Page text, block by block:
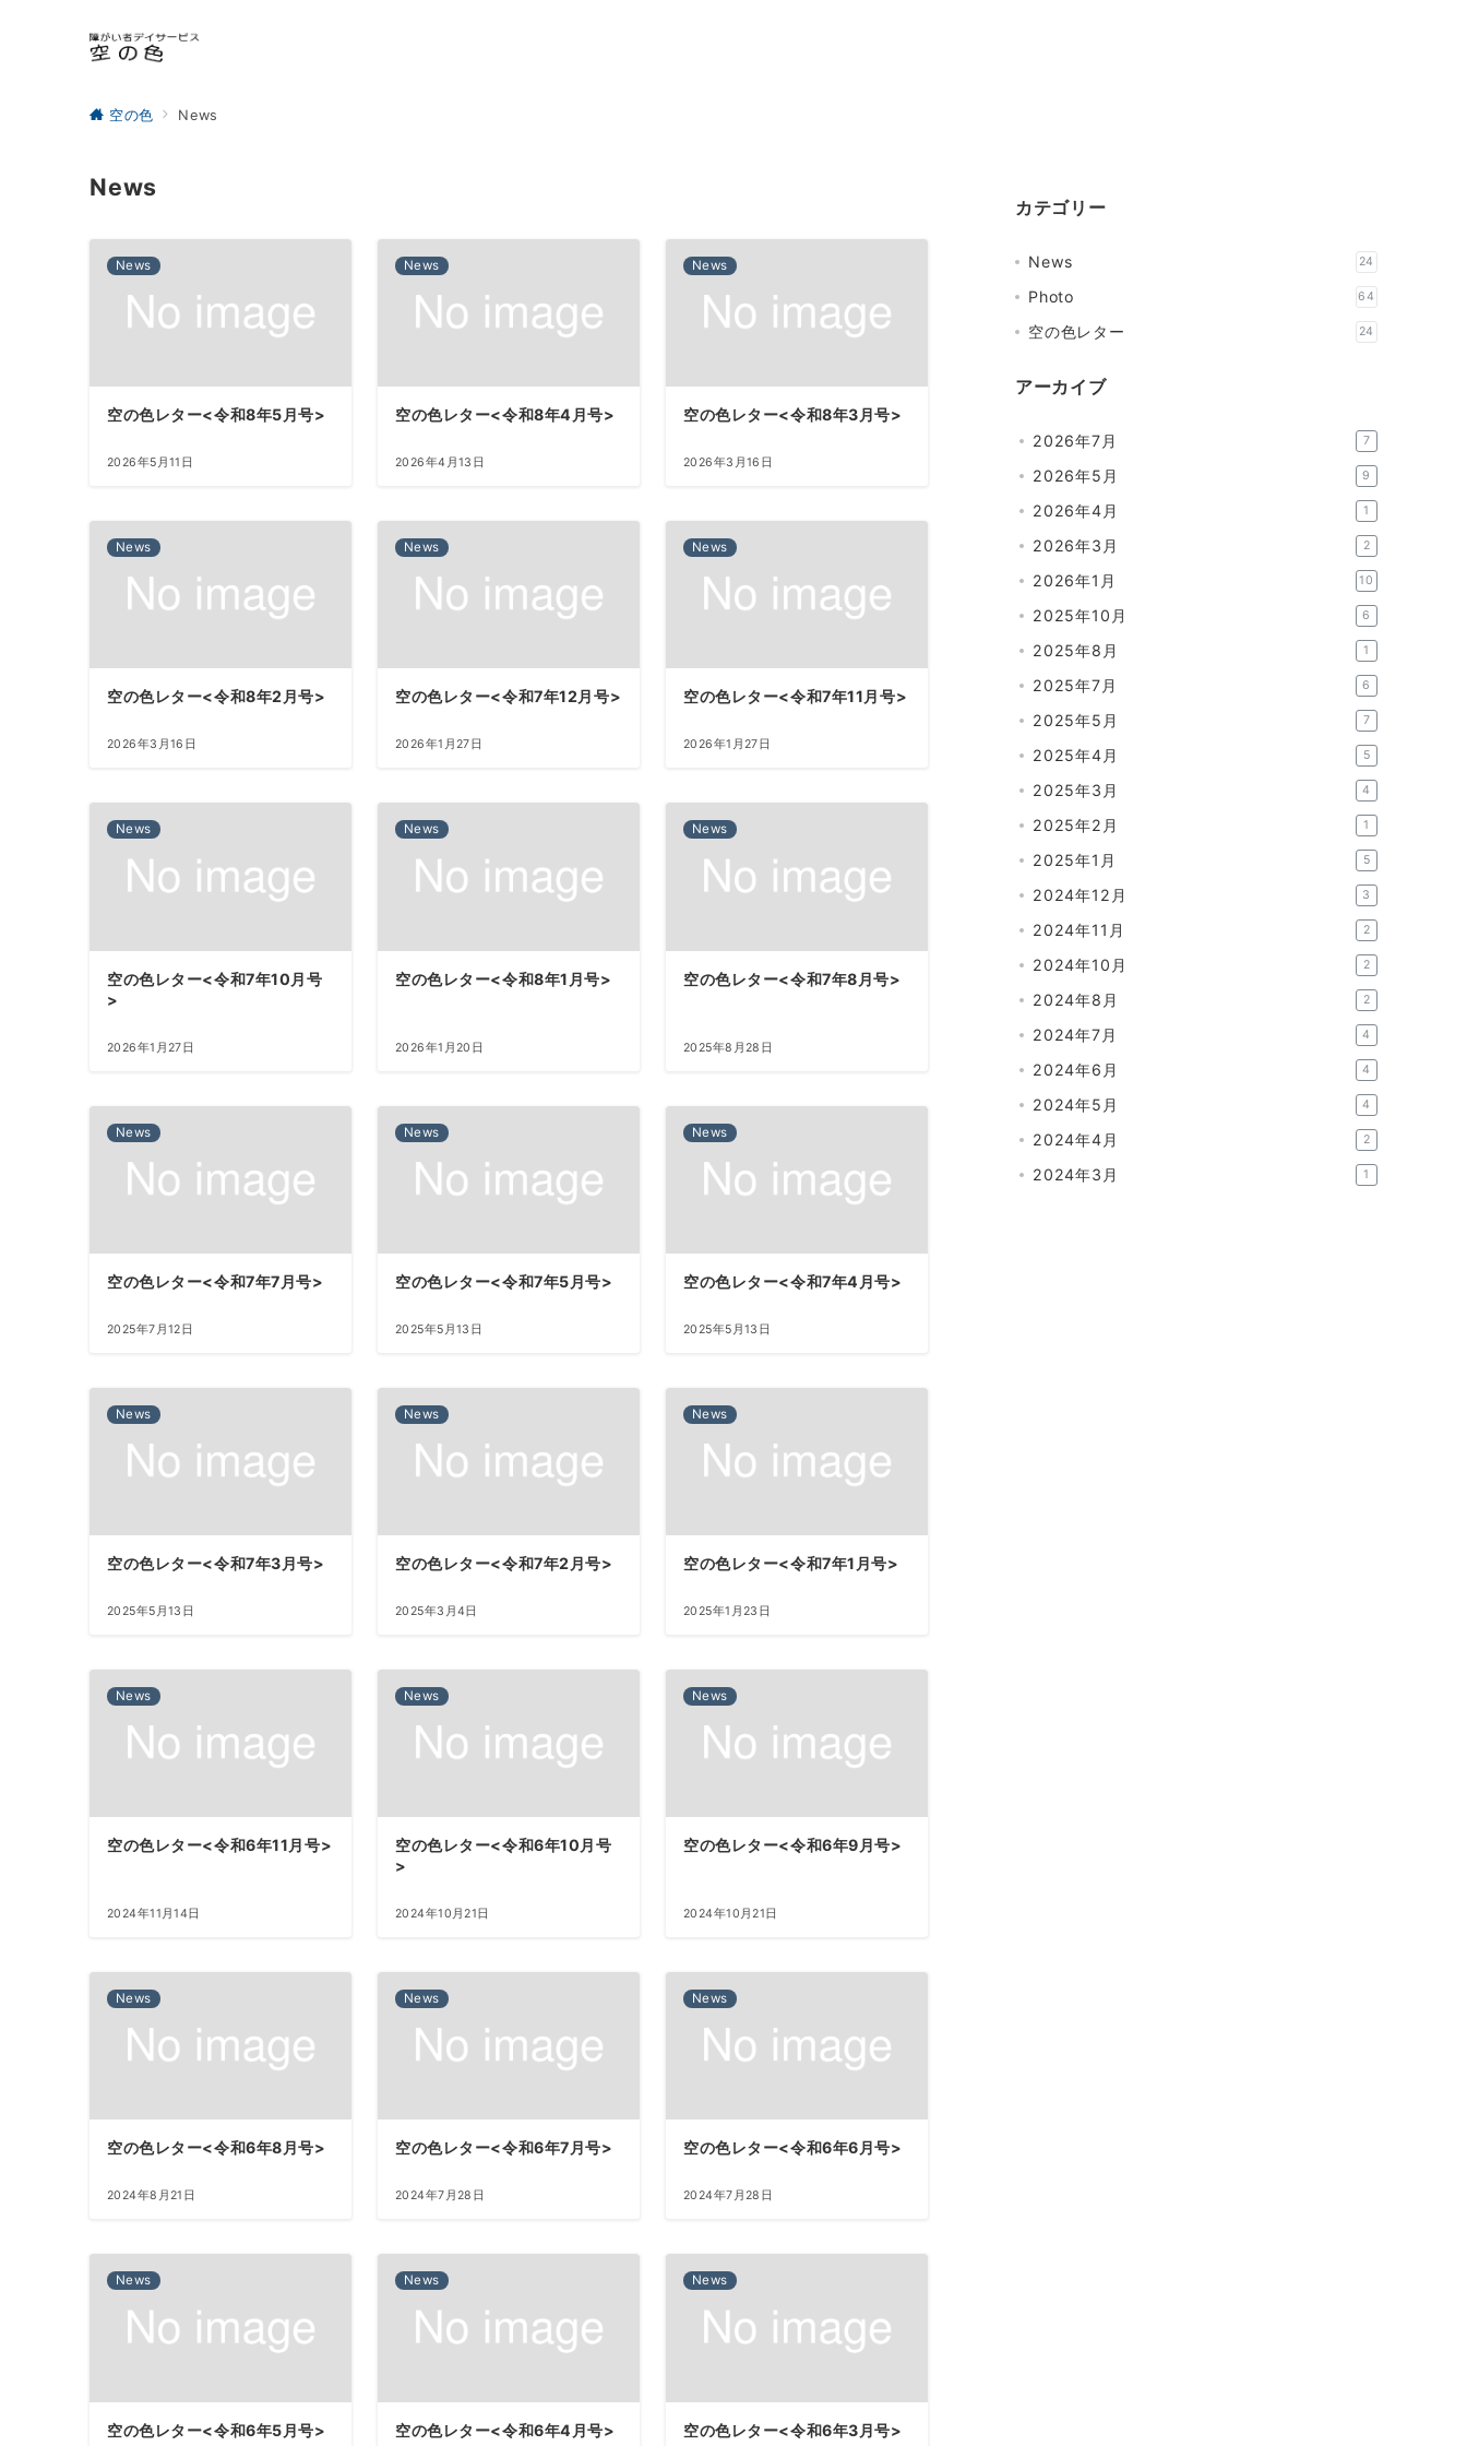
空の色 News
News
News
空の色レター<令和8年5月号>
2026年5月11日
News
空の色レター<令和8年4月号>
2026年4月13日
News
空の色レター<令和8年3月号>
2026年3月16日
News
空の色レター<令和8年2月号>
2026年3月16日
News
空の色レター<令和7年12月号>
2026年1月27日
News
空の色レター<令和7年11月号>
2026年1月27日
News
空の色レター<令和7年10月号
>
2026年1月27日
News
空の色レター<令和8年1月号>
2026年1月20日
News
空の色レター<令和7年8月号>
2025年8月28日
News
空の色レター<令和7年7月号>
2025年7月12日
News
空の色レター<令和7年5月号>
2025年5月13日
News
空の色レター<令和7年4月号>
2025年5月13日
News
空の色レター<令和7年3月号>
2025年5月13日
News
空の色レター<令和7年2月号>
2025年3月4日
News
空の色レター<令和7年1月号>
2025年1月23日
News
空の色レター<令和6年11月号>
2024年11月14日
News
空の色レター<令和6年10月号
>
2024年10月21日
News
空の色レター<令和6年9月号>
2024年10月21日
News
空の色レター<令和6年8月号>
2024年8月21日
News
空の色レター<令和6年7月号>
2024年7月28日
News
空の色レター<令和6年6月号>
2024年7月28日
News
空の色レター<令和6年5月号>
News
空の色レター<令和6年4月号>
News
空の色レター<令和6年3月号>
カテゴリー
News 24
Photo 64
空の色レター 24
アーカイブ
2026年7月 7
2026年5月 9
2026年4月 1
2026年3月 2
2026年1月 10
2025年10月 6
2025年8月 1
2025年7月 6
2025年5月 7
2025年4月 5
2025年3月 4
2025年2月 1
2025年1月 5
2024年12月 3
2024年11月 2
2024年10月 2
2024年8月 2
2024年7月 4
2024年6月 4
2024年5月 4
2024年4月 2
2024年3月 1